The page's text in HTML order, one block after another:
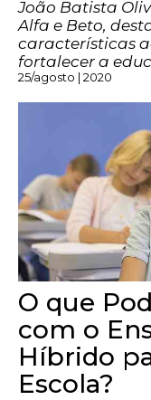
João Batista
Alfa e Beto,
características
fortalecer a
25/agosto | 2020
O que
com o
Híbrido
Escola?